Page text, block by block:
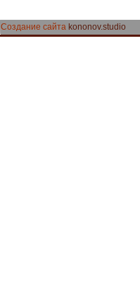
Создание сайта kononov.studio